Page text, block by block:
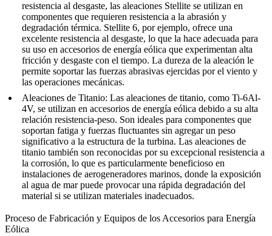
resistencia al desgaste, las aleaciones Stellite se utilizan en
componentes que requieren resistencia a la abrasión y
degradación térmica. Stellite 6, por ejemplo, ofrece una
excelente resistencia al desgaste, lo que la hace adecuada para
su uso en accesorios de energía eólica que experimentan alta
fricción y desgaste con el tiempo. La dureza de la aleación le
permite soportar las fuerzas abrasivas ejercidas por el viento y
las operaciones mecánicas.
Aleaciones de Titanio: Las aleaciones de titanio, como Ti-6Al-
4V, se utilizan en accesorios de energía eólica debido a su alta
relación resistencia-peso. Son ideales para componentes que
soportan fatiga y fuerzas fluctuantes sin agregar un peso
significativo a la estructura de la turbina. Las aleaciones de
titanio también son reconocidas por su excepcional resistencia a
la corrosión, lo que es particularmente beneficioso en
instalaciones de aerogeneradores marinos, donde la exposición
al agua de mar puede provocar una rápida degradación del
material si se utilizan materiales inadecuados.
Proceso de Fabricación y Equipos de los Accesorios para Energía
Eólica